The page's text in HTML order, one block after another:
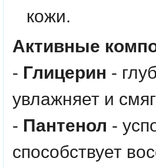
кожи.
Активные
- Глицерин -
увлажняет и
- Пантенол -
способствует